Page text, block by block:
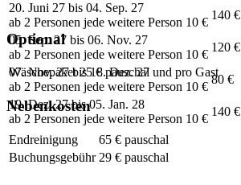
20. Juni 27 bis 04. Sep. 27
ab 2 Personen jede weitere Person 10 €
140 €
05. Sep. 27 bis 06. Nov. 27
ab 2 Personen jede weitere Person 10 €
120 €
07. Nov. 27 bis 18. Dez. 27
ab 2 Personen jede weitere Person 10 €
80 €
19. Dez. 27 bis 05. Jan. 28
ab 2 Personen jede weitere Person 10 €
140 €
Optional
Wäschepaket 25 € pauschal und pro Gast
Nebenkosten
Endreinigung
65 € pauschal
Buchungsgebühr 29 € pauschal